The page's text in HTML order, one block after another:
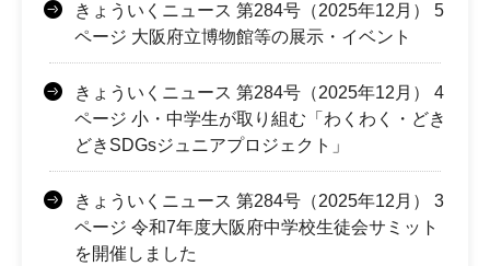
きょういくニュース 第284号（2025年12月） 5
ページ 大阪府立博物館等の展示・イベント
きょういくニュース 第284号（2025年12月） 4
ページ 小・中学生が取り組む「わくわく・どき
どきSDGsジュニアプロジェクト」
きょういくニュース 第284号（2025年12月） 3
ページ 令和7年度大阪府中学校生徒会サミット
を開催しました